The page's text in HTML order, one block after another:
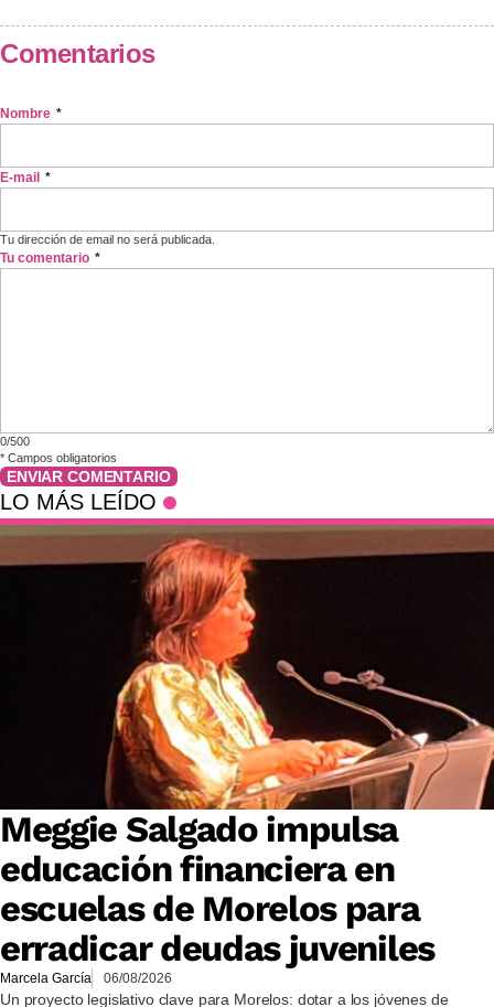
Comentarios
Nombre *
E-mail *
Tu dirección de email no será publicada.
Tu comentario *
0/500
* Campos obligatorios
ENVIAR COMENTARIO
LO MÁS LEÍDO
Meggie Salgado impulsa
educación financiera en
escuelas de Morelos para
erradicar deudas juveniles
Marcela García 06/08/2026
Un proyecto legislativo clave para Morelos: dotar a los jóvenes de